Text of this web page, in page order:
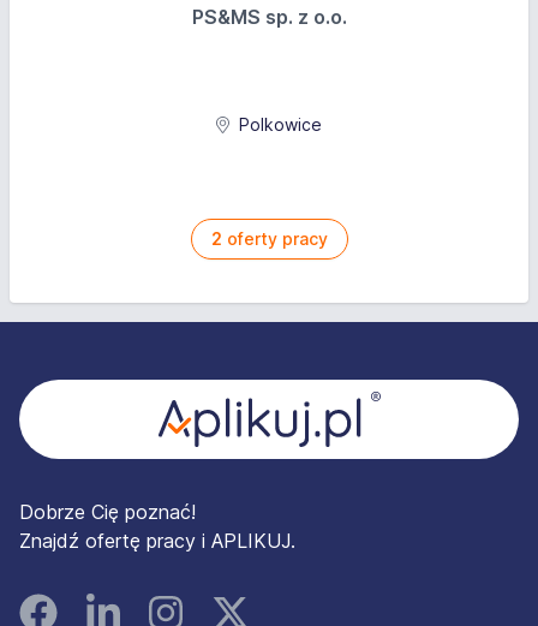
PS&MS sp. z o.o.
Polkowice
2 oferty pracy
Dobrze Cię poznać!
Znajdź ofertę pracy i APLIKUJ.
FacebookLinked InInstagramInstagram